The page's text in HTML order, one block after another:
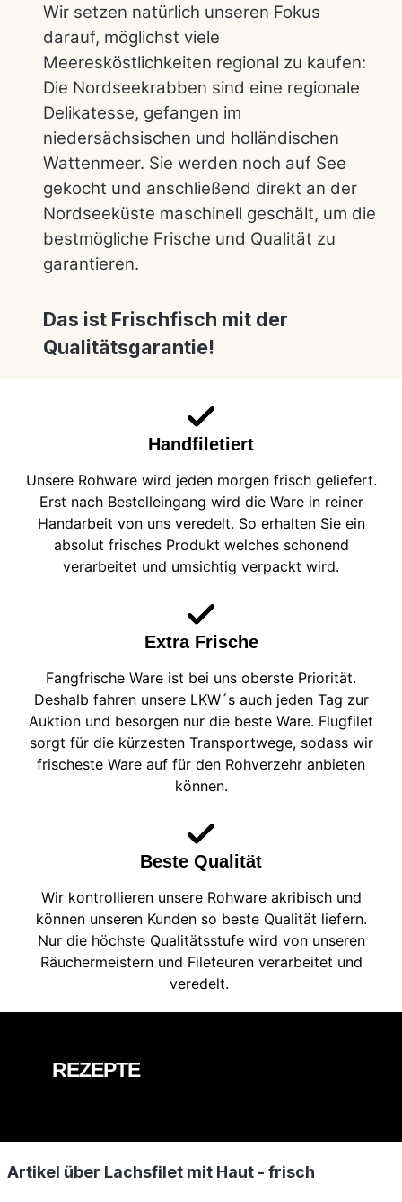
Wir setzen natürlich unseren Fokus
darauf, möglichst viele
Meeresköstlichkeiten regional zu kaufen:
Die Nordseekrabben sind eine regionale
Delikatesse, gefangen im
niedersächsischen und holländischen
Wattenmeer. Sie werden noch auf See
gekocht und anschließend direkt an der
Nordseeküste maschinell geschält, um die
bestmögliche Frische und Qualität zu
garantieren.
Das ist Frischfisch mit der
Qualitätsgarantie!
Handfiletiert
Unsere Rohware wird jeden morgen frisch geliefert.
Erst nach Bestelleingang wird die Ware in reiner
Handarbeit von uns veredelt. So erhalten Sie ein
absolut frisches Produkt welches schonend
verarbeitet und umsichtig verpackt wird.
Extra Frische
Fangfrische Ware ist bei uns oberste Priorität.
Deshalb fahren unsere LKW´s auch jeden Tag zur
Auktion und besorgen nur die beste Ware. Flugfilet
sorgt für die kürzesten Transportwege, sodass wir
frischeste Ware auf für den Rohverzehr anbieten
können.
Beste Qualität
Wir kontrollieren unsere Rohware akribisch und
können unseren Kunden so beste Qualität liefern.
Nur die höchste Qualitätsstufe wird von unseren
Räuchermeistern und Fileteuren verarbeitet und
veredelt.
REZEPTE
Artikel über Lachsfilet mit Haut - frisch